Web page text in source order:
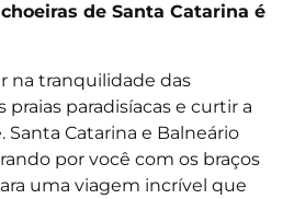
de Santa Catarina é
na tranquilidade das
praias paradisíacas e curtir a
Catarina e Balneário
por você com os braços
uma viagem incrível que